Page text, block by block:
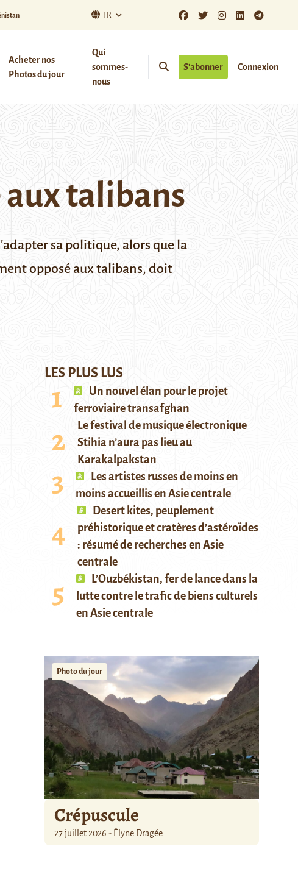
FR
Acheter nos
Photos du jour
Qui
sommes-
nous
S’abonner Connexion
talibans
sa politique, alors que la
opposé aux talibans, doit
LES PLUS LUS
Un nouvel élan pour le projet
ferroviaire transafghan
Le festival de musique électronique
Stihia n’aura pas lieu au
Karakalpakstan
Les artistes russes de moins en
moins accueillis en Asie centrale
Desert kites, peuplement
préhistorique et cratères d’astéroïdes
: résumé de recherches en Asie
centrale
L’Ouzbékistan, fer de lance dans la
lutte contre le trafic de biens culturels
en Asie centrale
Photo du jour
Crépuscule
27 juillet 2026 - Élyne Dragée